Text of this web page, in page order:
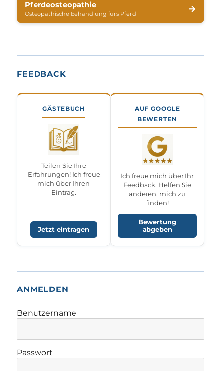
Pferdeosteopathie
Osteopathische Behandlung fürs Pferd →
FEEDBACK
GÄSTEBUCH
Teilen Sie Ihre
Erfahrungen! Ich freue
mich über Ihren
Eintrag.
Jetzt eintragen
AUF GOOGLE
BEWERTEN
Ich freue mich über Ihr
Feedback. Helfen Sie
anderen, mich zu
finden!
Bewertung
abgeben
ANMELDEN
Benutzername
Passwort